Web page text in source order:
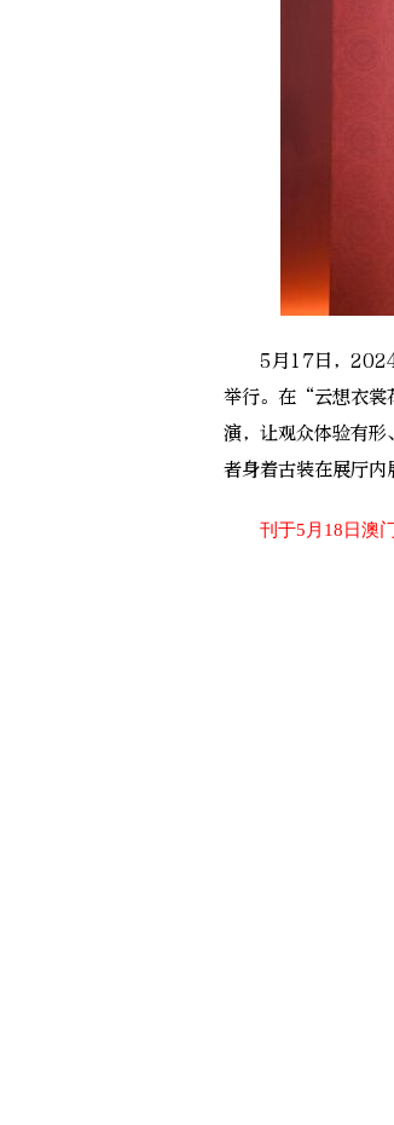
5月17日，2024
举行。在“云想衣裳
演，让观众体验有形
者身着古装在展厅
刊于5月18日澳